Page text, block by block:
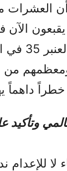
أن
يقبعون الآن
من
داهماً
وتأكيد
لا للإعدام